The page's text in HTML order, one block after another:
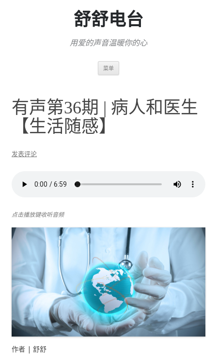
舒舒电台
用爱的声音温暖你的心
菜单
有声第36期 | 病人和医生
【生活随感】
发表评论
点击播放键收听音频
作者 | 舒舒